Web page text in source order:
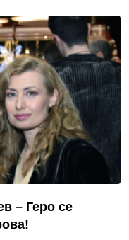
– Геро се